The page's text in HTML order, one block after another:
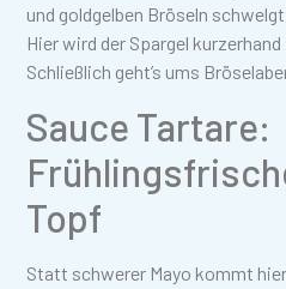
und goldgelben Bröseln
Hier wird der Spargel
Schließlich geht’s ums
Sauce Tartare:
Topf
Statt schwerer Mayo kommt